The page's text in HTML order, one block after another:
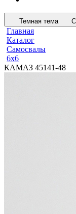
Темная тема
Главная
Каталог
Самосвалы
6x6
КАМАЗ 45141-48